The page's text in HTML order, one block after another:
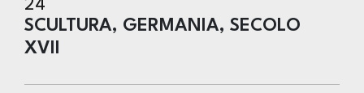
24
SCULTURA, GERMANIA, SECOLO
XVII